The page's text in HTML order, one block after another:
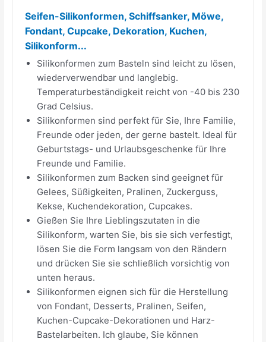
Seifen-Silikonformen, Schiffsanker, Möwe,
Fondant, Cupcake, Dekoration, Kuchen,
Silikonform...
Silikonformen zum Basteln sind leicht zu lösen,
wiederverwendbar und langlebig.
Temperaturbeständigkeit reicht von -40 bis 230
Grad Celsius.
Silikonformen sind perfekt für Sie, Ihre Familie,
Freunde oder jeden, der gerne bastelt. Ideal für
Geburtstags- und Urlaubsgeschenke für Ihre
Freunde und Familie.
Silikonformen zum Backen sind geeignet für
Gelees, Süßigkeiten, Pralinen, Zuckerguss,
Kekse, Kuchendekoration, Cupcakes.
Gießen Sie Ihre Lieblingszutaten in die
Silikonform, warten Sie, bis sie sich verfestigt,
lösen Sie die Form langsam von den Rändern
und drücken Sie sie schließlich vorsichtig von
unten heraus.
Silikonformen eignen sich für die Herstellung
von Fondant, Desserts, Pralinen, Seifen,
Kuchen-Cupcake-Dekorationen und Harz-
Bastelarbeiten. Ich glaube, Sie können